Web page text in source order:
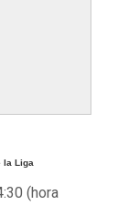
la Liga
(hora